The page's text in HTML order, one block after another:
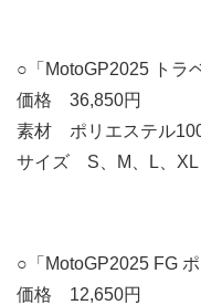
○「MotoGP2025 トラ
価格 36,850円
素材 ポリエステル
サイズ S、M、L、XL
○「MotoGP2025 FG ポ
価格 12,650円